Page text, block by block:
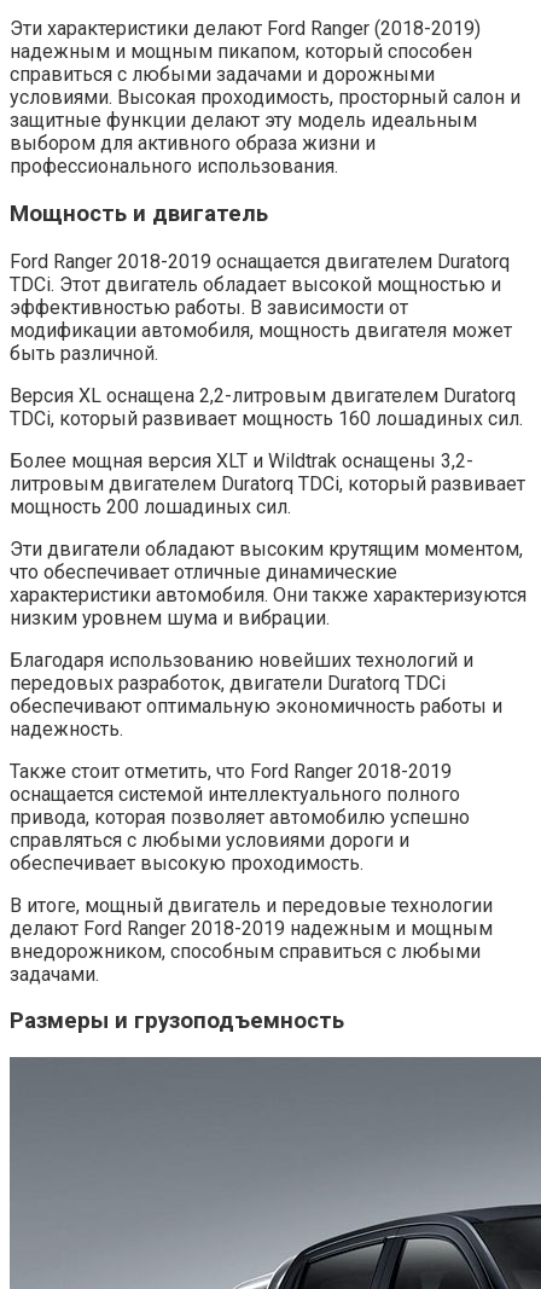
Эти характеристики делают Ford Ranger (2018-2019)
надежным и мощным пикапом, который способен
справиться с любыми задачами и дорожными
условиями. Высокая проходимость, просторный салон и
защитные функции делают эту модель идеальным
выбором для активного образа жизни и
профессионального использования.
Мощность и двигатель
Ford Ranger 2018-2019 оснащается двигателем Duratorq
TDCi. Этот двигатель обладает высокой мощностью и
эффективностью работы. В зависимости от
модификации автомобиля, мощность двигателя может
быть различной.
Версия XL оснащена 2,2-литровым двигателем Duratorq
TDCi, который развивает мощность 160 лошадиных сил.
Более мощная версия XLT и Wildtrak оснащены 3,2-
литровым двигателем Duratorq TDCi, который развивает
мощность 200 лошадиных сил.
Эти двигатели обладают высоким крутящим моментом,
что обеспечивает отличные динамические
характеристики автомобиля. Они также характеризуются
низким уровнем шума и вибрации.
Благодаря использованию новейших технологий и
передовых разработок, двигатели Duratorq TDCi
обеспечивают оптимальную экономичность работы и
надежность.
Также стоит отметить, что Ford Ranger 2018-2019
оснащается системой интеллектуального полного
привода, которая позволяет автомобилю успешно
справляться с любыми условиями дороги и
обеспечивает высокую проходимость.
В итоге, мощный двигатель и передовые технологии
делают Ford Ranger 2018-2019 надежным и мощным
внедорожником, способным справиться с любыми
задачами.
Размеры и грузоподъемность